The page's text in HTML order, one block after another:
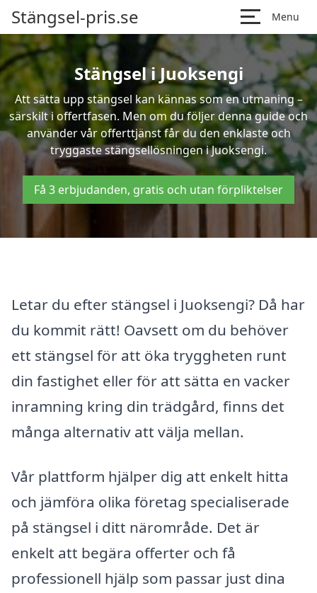
Stängsel-pris.se Menu
Stängsel i Juoksengi
Att sätta upp stängsel kan kännas som en utmaning –
särskilt i offertfasen. Men om du följer denna guide och
använder vår offerttjänst får du den enklaste och
tryggaste stängsellösningen i Juoksengi.
Få 3 erbjudanden, gratis och utan förpliktelser
Letar du efter stängsel i Juoksengi? Då har
du kommit rätt! Oavsett om du behöver
ett stängsel för att öka tryggheten runt
din fastighet eller för att sätta en vacker
inramning kring din trädgård, finns det
många alternativ att välja mellan.
Vår plattform hjälper dig att enkelt hitta
och jämföra olika företag specialiserade
på stängsel i ditt närområde. Det är
enkelt att begära offerter och få
professionell hjälp som passar just dina